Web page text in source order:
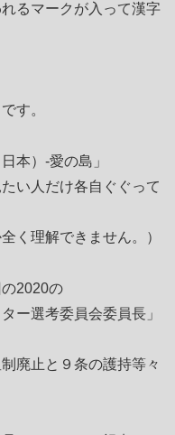
るマークが入って漢字
す。
本）-愛の島」
い人だけ各自ぐぐって
く理解できません。）
2020の
ー選考委員会委員長」
廃止と９条の護持等々